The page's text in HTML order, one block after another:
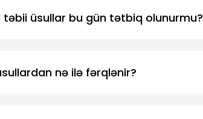
üsullar bu gün tətbiq olunurmu?
nə ilə fərqlənir?